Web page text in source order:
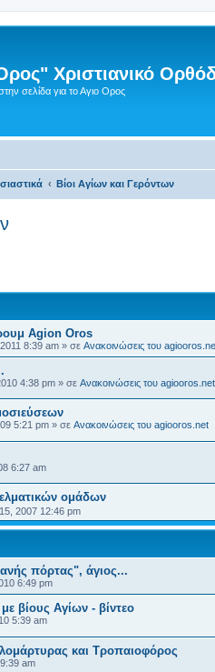
Χριστιανικό
σελίδα για το Αγιο Ορος
Βίοι Αγίων και Γερόντων
Agion Oros
8:39 am » σε Ανακοινώσεις του
4:38 pm » σε Ανακοινώσεις του agiooros.net
5:21 pm » σε Ανακοινώσεις του agiooros.net
6:27 am
ομάδων
2007 12:46 pm
πόρτας", άγιος...
6:49 pm
με βίους Αγίων - βίντεο
5:39 am
και Τροπαιοφόρος
am